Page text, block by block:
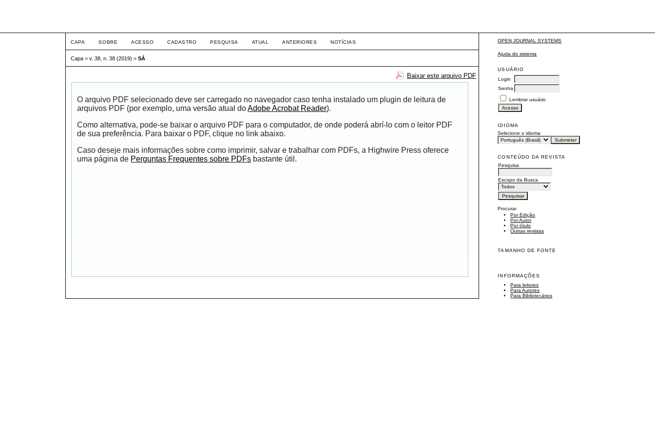
OPEN JOURNAL SYSTEMS
Ajuda do sistema
USUÁRIO
Login
Senha
Lembrar usuário
IDIOMA
Selecione o idioma
CONTEÚDO DA REVISTA
Pesquisa
Escopo da Busca
Procurar
Por Edição
Por Autor
Por título
Outras revistas
TAMANHO DE FONTE
INFORMAÇÕES
Para leitores
Para Autores
Para Bibliotecários
CAPA SOBRE ACESSO CADASTRO PESQUISA ATUAL ANTERIORES NOTÍCIAS
Capa >v. 38, n. 38 (2019) >SÁ
Baixar este arquivo PDF
O arquivo PDF selecionado deve ser carregado no navegador caso tenha instalado um plugin de leitura de
arquivos PDF (por exemplo, uma versão atual doAdobe Acrobat Reader).
Como alternativa, pode-se baixar o arquivo PDF para o computador, de onde poderá abrí-lo com o leitor PDF
de sua preferência. Para baixar o PDF, clique no link abaixo.
Caso deseje mais informações sobre como imprimir, salvar e trabalhar com PDFs, a Highwire Press oferece
uma página de Perguntas Frequentes sobre PDFs bastante útil.